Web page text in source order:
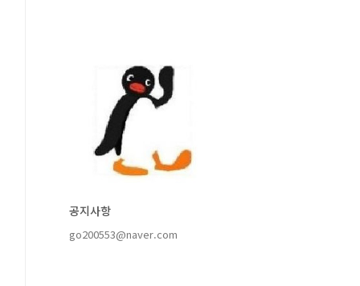
공지사항
go200553@naver.com